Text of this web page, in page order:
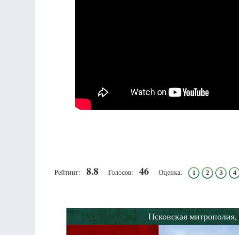
Рейтинг: 8.8 Голосов: 46 Оценка: 1 2 3 4
Псковская митрополия,